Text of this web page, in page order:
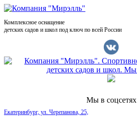
Комплексное оснащение
детских садов и школ под ключ по всей России
Мы в соцсетях
Екатеринбург, ул. Черепанова, 25,